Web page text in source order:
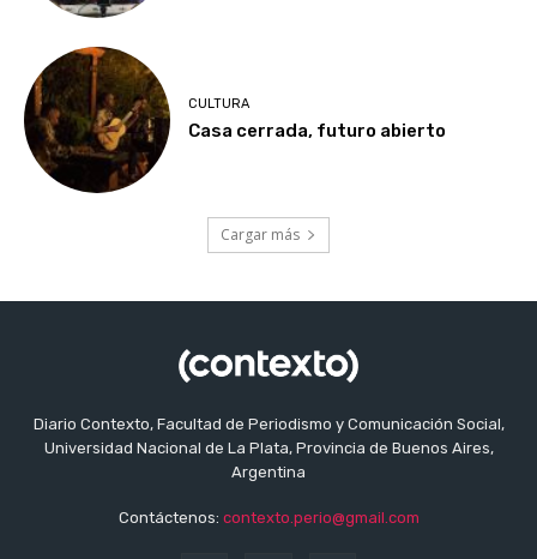
CULTURA
Casa cerrada, futuro abierto
Cargar más
Diario Contexto, Facultad de Periodismo y Comunicación Social,
Universidad Nacional de La Plata, Provincia de Buenos Aires,
Argentina
Contáctenos: contexto.perio@gmail.com